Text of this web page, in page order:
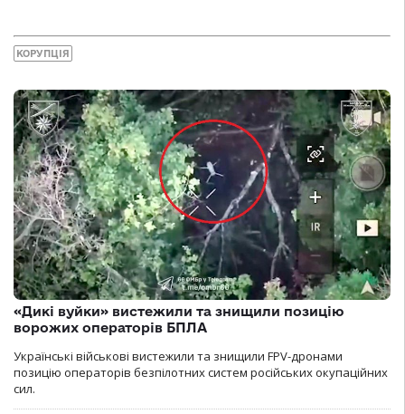
КОРУПЦІЯ
«Дикі вуйки» вистежили та знищили позицію
ворожих операторів БПЛА
Українські військові вистежили та знищили FPV-дронами
позицію операторів безпілотних систем російських окупаційних
сил.